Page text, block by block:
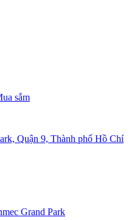
sắm
Quận 9, Thành phố Hồ Chí
Grand Park